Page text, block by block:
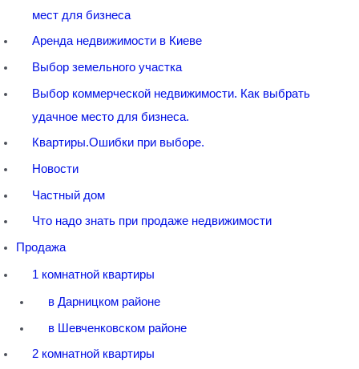
мест для бизнеса
Аренда недвижимости в Киеве
Выбор земельного участка
Выбор коммерческой недвижимости. Как выбрать
удачное место для бизнеса.
Квартиры.Ошибки при выборе.
Новости
Частный дом
Что надо знать при продаже недвижимости
Продажа
1 комнатной квартиры
в Дарницком районе
в Шевченковском районе
2 комнатной квартиры